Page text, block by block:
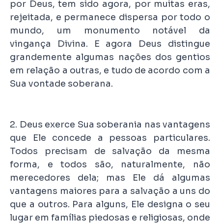
por Deus, tem sido agora, por muitas eras,
rejeitada, e permanece dispersa por todo o
mundo, um monumento notável da
vingança Divina. E agora Deus distingue
grandemente algumas nações dos gentios
em relação a outras, e tudo de acordo com a
Sua vontade soberana.
2. Deus exerce Sua soberania nas vantagens
que Ele concede a pessoas particulares.
Todos precisam de salvação da mesma
forma, e todos são, naturalmente, não
merecedores dela; mas Ele dá algumas
vantagens maiores para a salvação a uns do
que a outros. Para alguns, Ele designa o seu
lugar em famílias piedosas e religiosas, onde